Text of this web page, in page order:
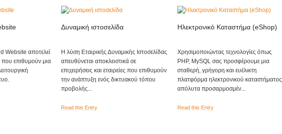
Website αποτελεί
που επιθυμούν μια
Δυναμική ιστοσελίδα
Η λύση Εταιρικής Δυναμικής Ιστοσελίδας
απευθύνεται αποκλειστικά σε
επιχειρήσεις και εταιρείες που επιθυμούν
την ανάπτυξη ενός δικτυακού τόπου
προβολής...
Read this Entry
Ηλεκτρονικό Καταστήμα (eShop)
Χρησιμοποιώντας τεχνολογίες όπως
PHP, MySQL σας προσφέρουμε μια
σταθερή, γρήγορη και ευέλικτη
πλατφόρμα ηλεκτρονικού καταστήματος
απόλυτα προσαρμοσμέν...
Read this Entry